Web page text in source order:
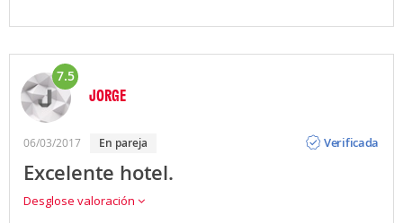
7.5
JORGE
06/03/2017 en pareja
Verificada
Excelente hotel.
Desglose valoración